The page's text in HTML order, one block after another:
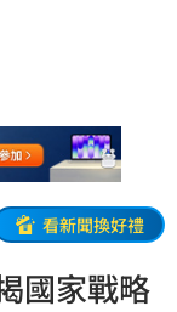
看新聞換好禮
國家戰略